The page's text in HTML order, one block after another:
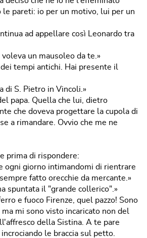
le pareti: io per un motivo, lui per un
ad appellare così Leonardo tra
un mausoleo da te.»
tempi antichi. Hai presente il
di S. Pietro in Vincoli.»
papa. Quella che lui, dietro
che doveva progettare la cupola di
a rimandare. Ovvio che me ne
prima di rispondere:
ogni giorno intimandomi di rientrare
fatto orecchie da mercante.»
spuntata il "grande collerico".»
e fuoco Firenze, quel pazzo! Sono
mi sono visto incaricato non del
della Sistina. A te pare
le braccia sul petto.